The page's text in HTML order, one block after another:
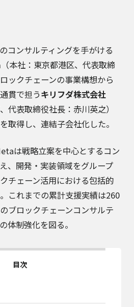
コンサルティングを手がける
（本社：東京都港区、代表取締
ックチェーンの事業構想から
貫で担うキリフダ株式会社
代表取締役社長：赤川英之）
取得し、連結子会社化した。
は戦略立案を中心とするコン
、開発・実装領域をグループ
チェーン活用における包括的
これまでの累計支援実績は260
ブロックチェーンコンサルテ
体制強化を図る。
目次